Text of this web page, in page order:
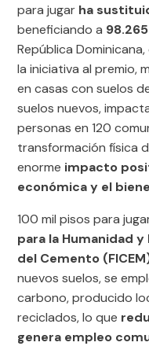
para jugar ha
beneficiando a
República
la iniciativa al premio,
en casas con suelos
suelos nuevos,
personas en 120
transformación física
enorme impacto
económica y el
100 mil pisos para
para la Humanidad
del Cemento
nuevos suelos, se
carbono, producido
reciclados, lo que
genera empleo